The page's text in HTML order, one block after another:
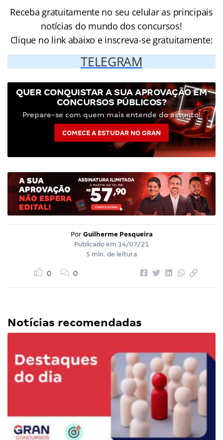
Receba gratuitamente no seu celular as principais
notícias do mundo dos concursos!
Clique no link abaixo e inscreva-se gratuitamente:
TELEGRAM
QUER CONQUISTAR A SUA APROVAÇÃO EM
CONCURSOS PÚBLICOS?
Prepare-se com quem mais entende do assunto!
COMECE A ESTUDAR NO GRAN
Por Guilherme Pesqueira
Publicado em 14/07/21
5 min. de leitura
0 0
Notícias recomendadas